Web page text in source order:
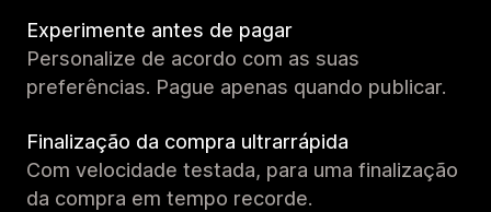
Experimente antes de pagar
Personalize de acordo com as suas
preferências. Pague apenas quando publicar.
Finalização da compra ultrarrápida
Com velocidade testada, para uma finalização
da compra em tempo recorde.